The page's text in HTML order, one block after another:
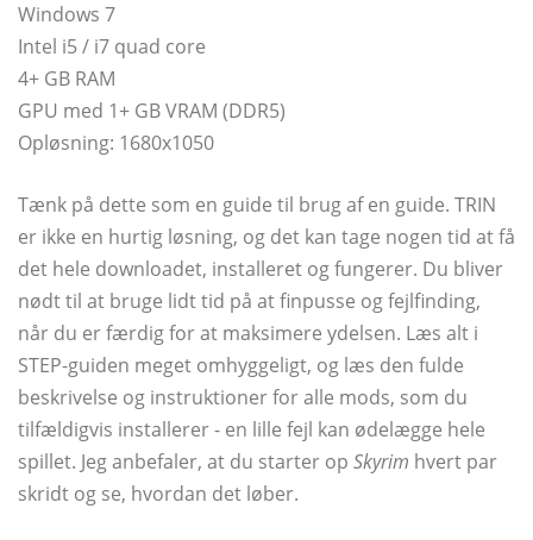
Windows 7
Intel i5 / i7 quad core
4+ GB RAM
GPU med 1+ GB VRAM (DDR5)
Opløsning: 1680x1050
Tænk på dette som en guide til brug af en guide. TRIN
er ikke en hurtig løsning, og det kan tage nogen tid at få
det hele downloadet, installeret og fungerer. Du bliver
nødt til at bruge lidt tid på at finpusse og fejlfinding,
når du er færdig for at maksimere ydelsen. Læs alt i
STEP-guiden meget omhyggeligt, og læs den fulde
beskrivelse og instruktioner for alle mods, som du
tilfældigvis installerer - en lille fejl kan ødelægge hele
spillet. Jeg anbefaler, at du starter op Skyrim hvert par
skridt og se, hvordan det løber.